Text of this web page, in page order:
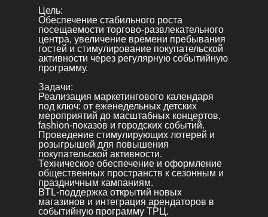
Цель:
Обеспечение стабильного роста
посещаемости торгово-развлекательного
центра, увеличение времени пребывания
гостей и стимулирование покупательской
активности через регулярную событийную
программу.
Задачи:
Реализация маркетингового календаря
под ключ: от еженедельных детских
мероприятий до масштабных концертов,
fashion-показов и городских событий.
Проведение стимулирующих лотерей и
розыгрышей для повышения
покупательской активности.
Техническое обеспечение и оформление
общественных пространств к сезонным и
праздничным кампаниям.
BTL-поддержка открытий новых
магазинов и интеграция арендаторов в
событийную программу ТРЦ.